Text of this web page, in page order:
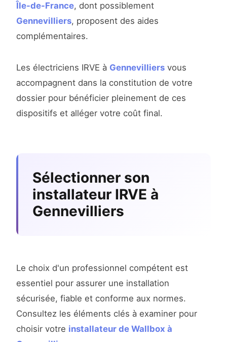
Île-de-France, dont possiblement
Gennevilliers, proposent des aides
complémentaires.
Les électriciens IRVE à Gennevilliers vous
accompagnent dans la constitution de votre
dossier pour bénéficier pleinement de ces
dispositifs et alléger votre coût final.
Sélectionner son
installateur IRVE à
Gennevilliers
Le choix d'un professionnel compétent est
essentiel pour assurer une installation
sécurisée, fiable et conforme aux normes.
Consultez les éléments clés à examiner pour
choisir votre installateur de Wallbox à